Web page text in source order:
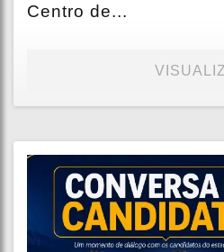
Centro de...